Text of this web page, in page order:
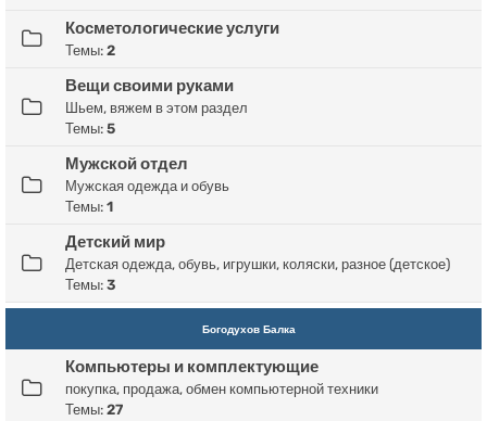
Косметологические услуги
Темы: 2
Вещи своими руками
Шьем, вяжем в этом раздел
Темы: 5
Мужской отдел
Мужская одежда и обувь
Темы: 1
Детский мир
Детская одежда, обувь, игрушки, коляски, разное (детское)
Темы: 3
Богодухов Балка
Компьютеры и комплектующие
покупка, продажа, обмен компьютерной техники
Темы: 27